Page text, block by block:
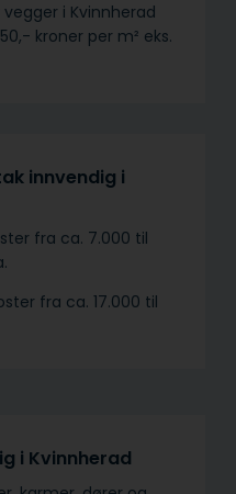
i Kvinnherad
kroner per m² eks.
innvendig i
fra ca. 7.000 til
fra ca. 17.000 til
i Kvinnherad